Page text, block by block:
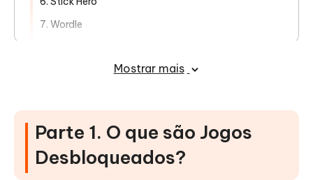
7. Wordle
Parte 3: Sites de jogos para jogar mais
jogos legais desbloqueados
Parte 4: Dicas de segurança para
Mostrar mais
Parte 1. O que são Jogos
Desbloqueados?